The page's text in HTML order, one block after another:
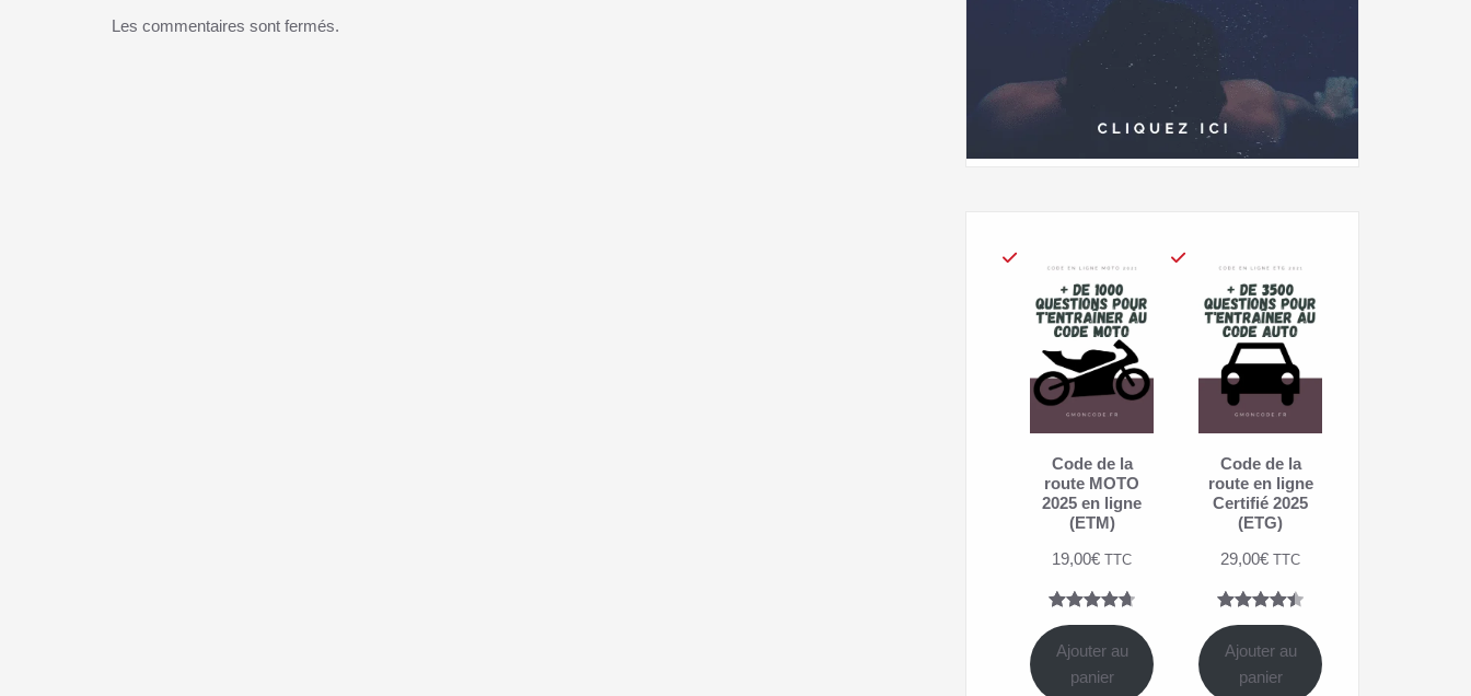
Les commentaires sont fermés.
Code de la
route MOTO
2025 en ligne
(ETM)
19,00€ TTC
Noté4.71
sur 5
basé
Ajouter au
panier
Code de la
route en ligne
Certifié 2025
(ETG)
29,00€ TTC
Noté4.50
sur 5
basé
Ajouter au
panier